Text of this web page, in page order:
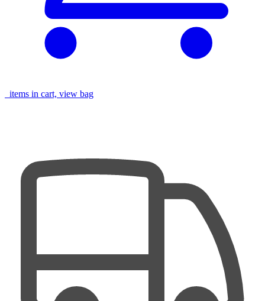
items in cart, view bag